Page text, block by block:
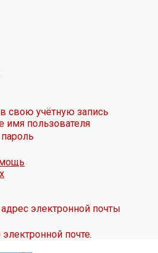
свою учётную запись
имя пользователя
электронной почты
почте.